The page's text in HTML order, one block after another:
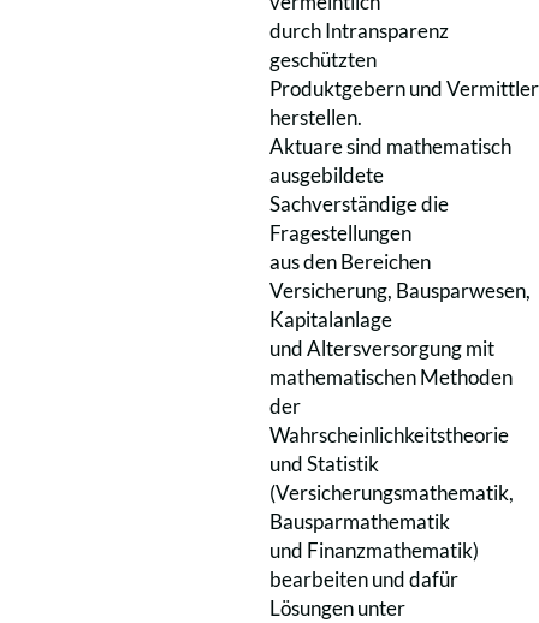
durch Intransparenz
geschützten
Produktgebern und Vermittler
herstellen.
Aktuare sind mathematisch
ausgebildete
Sachverständige die
Fragestellungen
aus den Bereichen
Versicherung, Bausparwesen,
Kapitalanlage
und Altersversorgung mit
mathematischen Methoden
der
Wahrscheinlichkeitstheorie
und Statistik
(Versicherungsmathematik,
Bausparmathematik
und Finanzmathematik)
bearbeiten und dafür
Lösungen unter